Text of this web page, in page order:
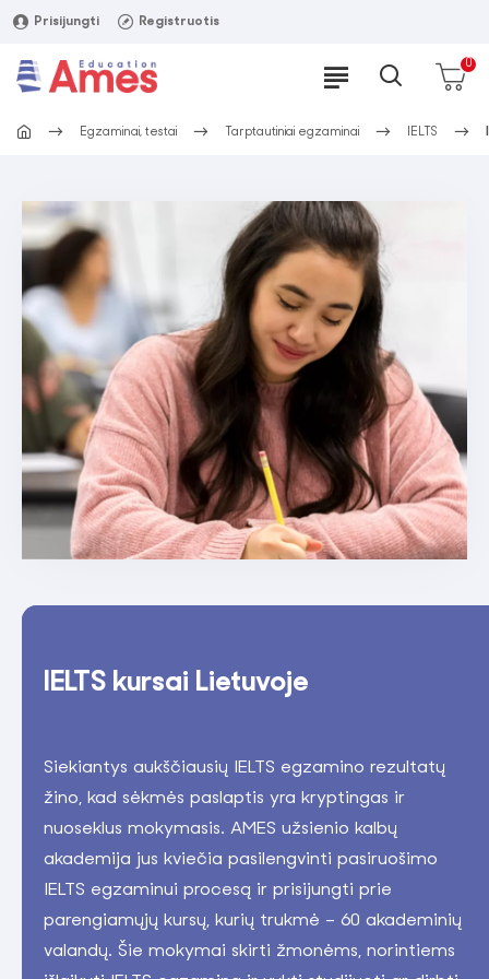
Prisijungti Registruotis
0
Egzaminai, testai Tarptautiniai egzaminai IELTS
IELTS kursai Lietuvoje
Siekiantys aukščiausių IELTS egzamino rezultatų
žino, kad sėkmės paslaptis yra kryptingas ir
nuoseklus mokymasis. AMES užsienio kalbų
akademija jus kviečia pasilengvinti pasiruošimo
IELTS egzaminui procesą ir prisijungti prie
parengiamųjų kursų, kurių trukmė – 60 akademinių
valandų. Šie mokymai skirti žmonėms, norintiems